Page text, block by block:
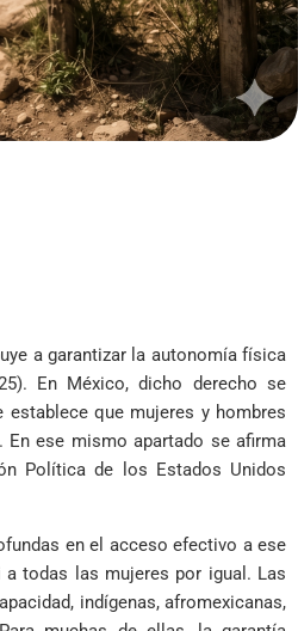
a garantizar la autonomía física
En México, dicho derecho se
que mujeres y hombres
ese mismo apartado se afirma
Política de los Estados Unidos
en el acceso efectivo a ese
todas las mujeres por igual. Las
indígenas, afromexicanas,